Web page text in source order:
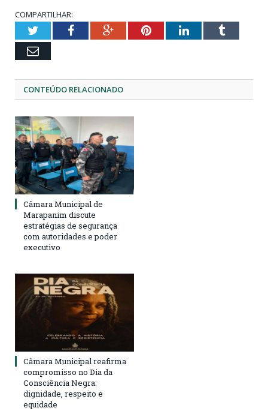
COMPARTILHAR:
TwitterFacebookGoogle+PinterestLinkedInTumblr
Email
CONTEÚDO RELACIONADO
Câmara Municipal de
Marapanim discute
estratégias de segurança
com autoridades e poder
executivo
Câmara Municipal reafirma
compromisso no Dia da
Consciência Negra:
dignidade, respeito e
equidade